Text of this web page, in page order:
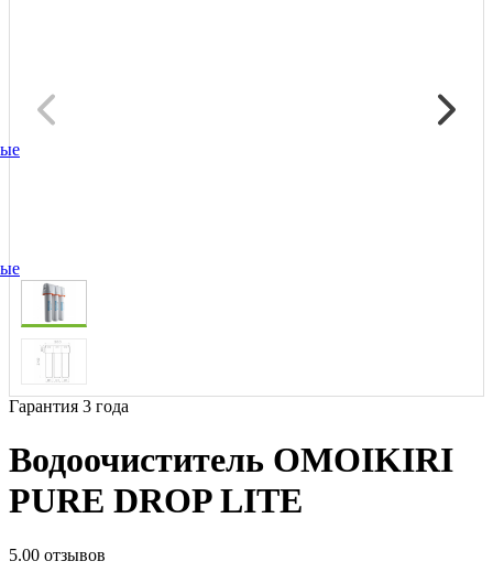
Гарантия 3 года
Водоочиститель OMOIKIRI
PURE DROP LITE
5.00 отзывов